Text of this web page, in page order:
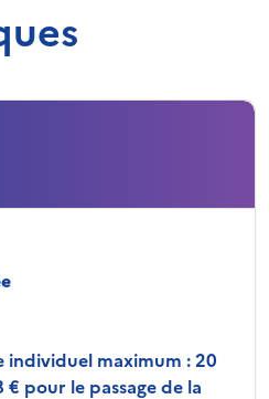
individuel maximum : 20
pour le passage de la